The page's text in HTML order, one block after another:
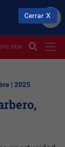
2026
| 2025
Cerrar